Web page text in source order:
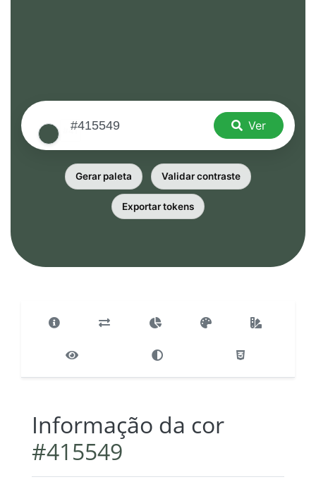
Ver
Gerar paleta Validar contraste
Exportar tokens
Informação da cor
#415549